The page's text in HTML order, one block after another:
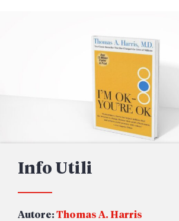
Info Utili
Autore: Thomas A. Harris